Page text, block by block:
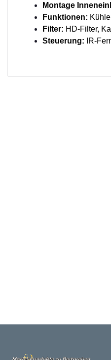
Montage
Funktionen:
Filter: HD-Filter,
Steuerung: IR-